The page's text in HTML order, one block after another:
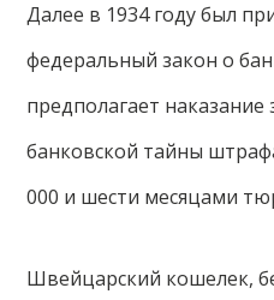
Далее в 1934 году был
федеральный закон о
предполагает наказание
банковской тайны
000 и шести месяцами
Швейцарский кошелек,